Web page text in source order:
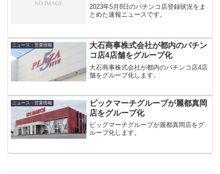
2023年5月8日のパチンコ店登録状況をま
とめた速報ニュースです。
ニュース・営業情報
大石商事株式会社が都内のパチン
コ店4店舗をグループ化
大石商事株式会社が都内のパチンコ店4店
舗をグループ化します。
ニュース・営業情報
ビックマーチグループが麗都真岡
店をグループ化
ビッグマーチグループが麗都真岡店をグ
ループ化します。